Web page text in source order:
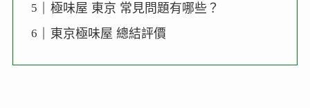
極味屋 東京 常見問題有哪些？
東京極味屋 總結評價